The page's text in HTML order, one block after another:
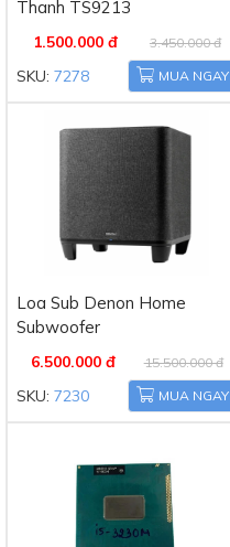
Thanh TS9213
1.500.000 đ 3.450.000 đ
SKU: 7278 MUA NGAY
Loa Sub Denon Home
Subwoofer
6.500.000 đ 15.500.000 đ
SKU: 7230 MUA NGAY